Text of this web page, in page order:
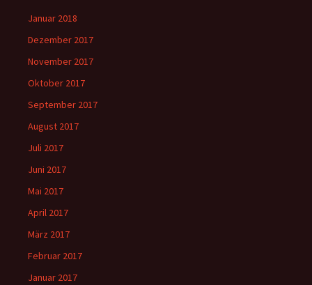
Januar 2018
Dezember 2017
November 2017
Oktober 2017
September 2017
August 2017
Juli 2017
Juni 2017
Mai 2017
April 2017
März 2017
Februar 2017
Januar 2017